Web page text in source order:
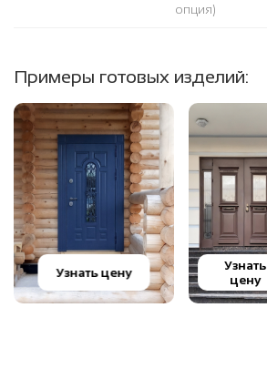
опция)
Примеры готовых изделий:
Узнать цену
Узнать
цену